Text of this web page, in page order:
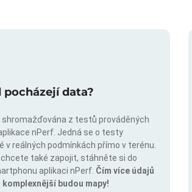
pocházejí data?
shromažďována z testů prováděných
nPerf. Jedná se o testy
v reálných podmínkách přímo v terénu.
chcete také zapojit, stáhněte si do
aplikaci nPerf. Čím více údajů
komplexnější budou mapy!